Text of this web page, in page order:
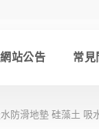
網站公告 常見
防滑地墊 硅藻土 吸